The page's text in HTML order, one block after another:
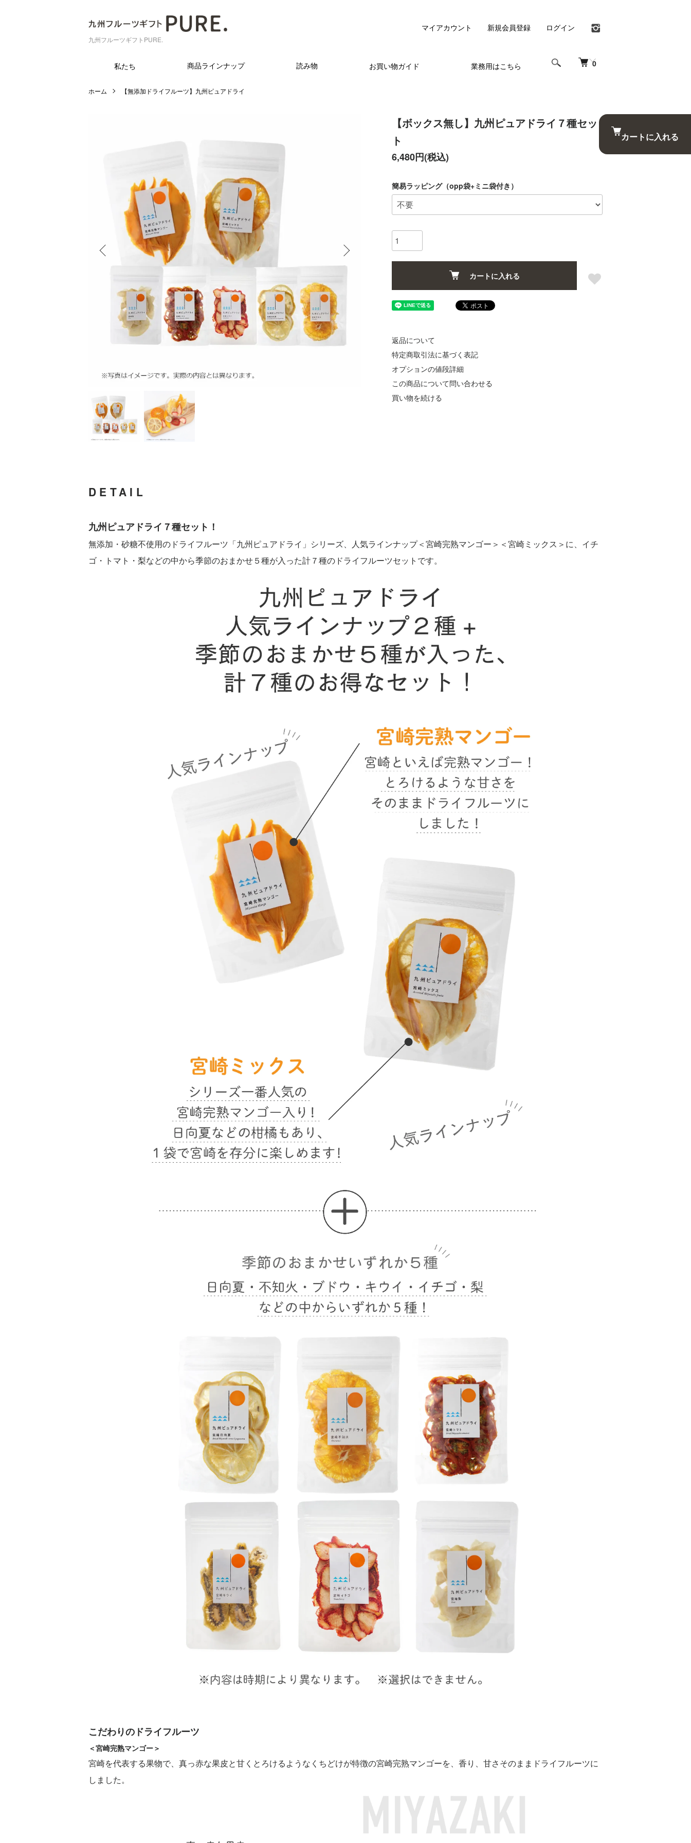
九州フルーツギフトPURE.
0
私たち 商品ラインナップ 読み物 お買い物ガイド 業務用はこちら
マイアカウント 新規会員登録 ログイン
ホーム 【無添加ドライフルーツ】九州ピュアドライ
カートに入れる
【ボックス無し】九州ピュアドライ７種セッ
ト
6,480円(税込)
簡易ラッピング（opp袋+ミニ袋付き）
カートに入れる
返品について
特定商取引法に基づく表記
オプションの値段詳細
この商品について問い合わせる
買い物を続ける
DETAIL
九州ピュアドライ７種セット！
無添加・砂糖不使用のドライフルーツ「九州ピュアドライ」シリーズ、人気ラインナップ＜宮崎完熟マンゴー＞＜宮崎ミックス＞に、イチ
ゴ・トマト・梨などの中から季節のおまかせ５種が入った計７種のドライフルーツセットです。
こだわりのドライフルーツ
＜宮崎完熟マンゴー＞
宮崎を代表する果物で、真っ赤な果皮と甘くとろけるようなくちどけが特徴の宮崎完熟マンゴーを、香り、甘さそのままドライフルーツに
しました。